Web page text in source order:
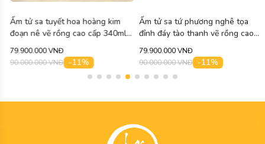
Ấm tử sa tuyết hoa hoàng kim
đoạn nê vẽ rồng cao cấp 340ml
79.900.000 VNĐ
90.000.000 VNĐ -11%
Ấm tử sa tứ phương nghê tọa
đỉnh đáy tào thanh vẽ rồng cao
79.900.000 VNĐ
90.000.000 VNĐ -11%